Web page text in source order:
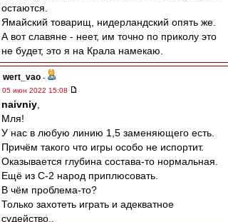
остаются.
Ямайский товарищ, нидерландский опять же.
А вот славяне - неет, им точно по приколу это
не будет, это я на Крала намекаю.
wert_vao -
05 июн 2022 15:08
naivniy
Мля!
У нас в любую линию 1,5 заменяющего есть.
Причём такого что игры особо не испортит.
Оказывается глубина состава-то нормальная.
Ещё из С-2 народ приплюсовать.
В чём проблема-то?
Только захотеть играть и адекватное
судейство..